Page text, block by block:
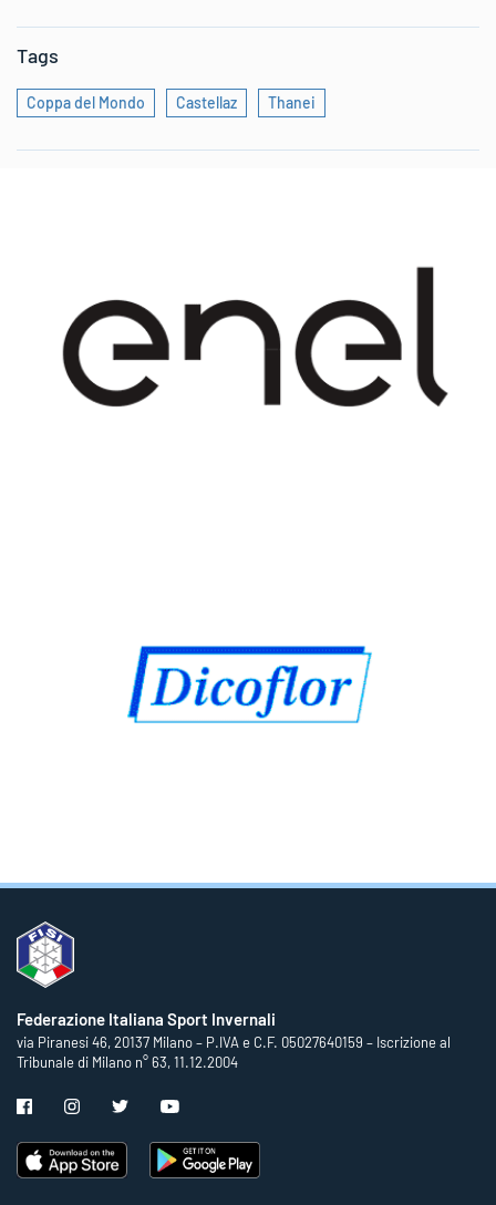
Tags
Coppa del Mondo Castellaz Thanei
Federazione Italiana Sport Invernali
via Piranesi 46, 20137 Milano – P.IVA e C.F. 05027640159 – Iscrizione al
Tribunale di Milano n° 63, 11.12.2004